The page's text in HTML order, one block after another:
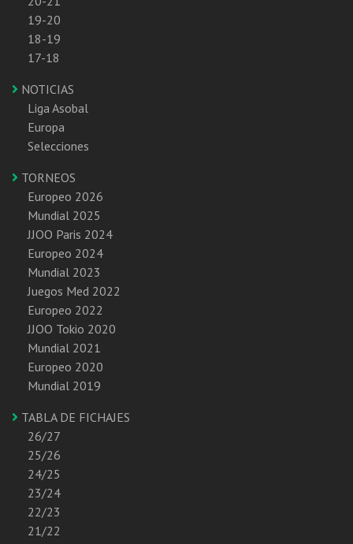
19-20
18-19
17-18
NOTICIAS
Liga Asobal
Europa
Selecciones
TORNEOS
Europeo 2026
Mundial 2025
JJOO Paris 2024
Europeo 2024
Mundial 2023
Juegos Med 2022
Europeo 2022
JJOO Tokio 2020
Mundial 2021
Europeo 2020
Mundial 2019
TABLA DE FICHAJES
26/27
25/26
24/25
23/24
22/23
21/22